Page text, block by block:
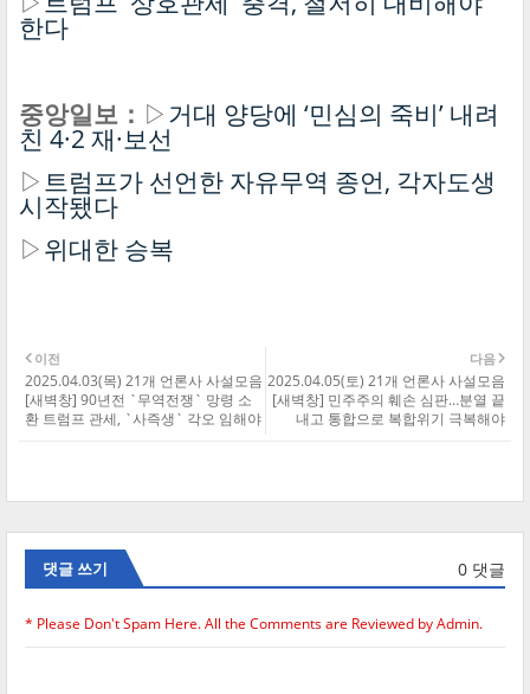
한다
중앙일보： ▷거대 양당에 ‘민심의 죽비’ 내려
친 4·2 재·보선
▷트럼프가 선언한 자유무역 종언, 각자도생
시작됐다
▷위대한 승복
다음
2025.04.05(토) 21개 언론사 사설모음
[새벽창] 민주주의 훼손 심판…분열 끝
내고 통합으로 복합위기 극복해야
이전
2025.04.03(목) 21개 언론사 사설모음
[새벽창] 90년전 `무역전쟁` 망령 소
환 트럼프 관세, `사즉생` 각오 임해야
댓글 쓰기 0 댓글
* Please Don't Spam Here. All the Comments are Reviewed by Admin.